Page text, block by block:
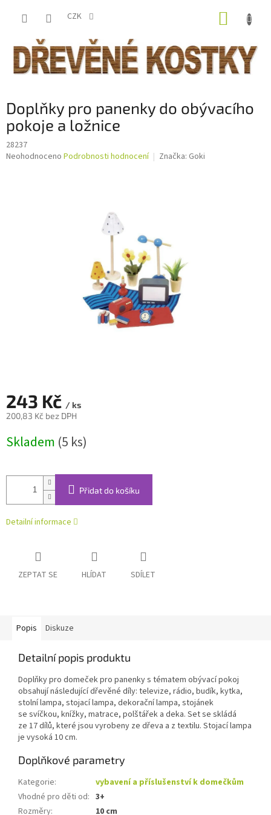
CZK
Doplňky pro panenky do obývacího
pokoje a ložnice
28237
Průměrné
Neohodnoceno Podrobnosti hodnocení Značka: Goki
243 Kč / ks
200,83 Kč bez DPH
cena:
Skladem (5 ks)
Přidat do košíku
Detailní informace
ZEPTAT SE HLÍDAT SDÍLET
Popis Diskuze
Detailní popis produktu
Doplňky pro domeček pro panenky s tématem obývací pokoj
obsahují následující dřevěné díly: televize, rádio, budík, kytka,
stolní lampa, stojací lampa, dekorační lampa, stojánek
se svíčkou, knížky, matrace, polštářek a deka. Set se skládá
ze 17 dílů, které jsou vyrobeny ze dřeva a z textilu. Stojací lampa
je vysoká 10 cm.
Doplňkové parametry
Kategorie:
vybavení a příslušenství k domečkům
Vhodné pro děti od: 3+
Rozměry: 10 cm